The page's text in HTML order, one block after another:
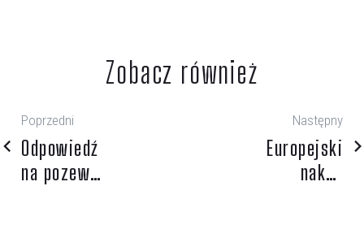
Zobacz również
Poprzedni
Odpowiedź
na pozew
Następny
Europejski
nakaz